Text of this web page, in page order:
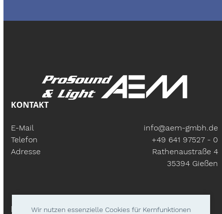
Wir nutzen essenzielle Cookies für Kernfunktionen
KONTAKT
E-Mail
info@aem-gmbh.de
Telefon
+49 641 97527 - 0
Adresse
Rathenaustraße 4
35394 Gießen
BÜROZEITEN